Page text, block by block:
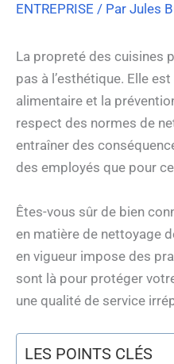
ENTREPRISE / Par Jules
La propreté des cuisines
pas à l’esthétique. Elle
alimentaire et la
respect des normes de
entraîner des
des employés que pour
Êtes-vous sûr de bien
en matière de nettoyage
en vigueur impose des
sont là pour protéger
une qualité de service
LES POINTS CLÉS